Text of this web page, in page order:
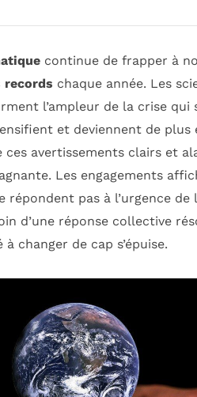
continue de frapper à
records chaque année. Les
l’ampleur de la crise qui
et deviennent de
ces avertissements clairs et
Les engagements
répondent pas à l’urgence
d’une réponse collective
changer de cap s’épuise.